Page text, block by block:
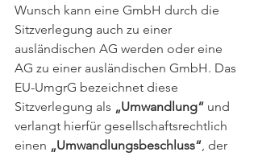
Wunsch kann eine GmbH durch die
Sitzverlegung auch zu einer
ausländischen AG werden oder eine
AG zu einer ausländischen GmbH. Das
EU-UmgrG bezeichnet diese
Sitzverlegung als „Umwandlung“ und
verlangt hierfür gesellschaftsrechtlich
einen „Umwandlungsbeschluss“, der